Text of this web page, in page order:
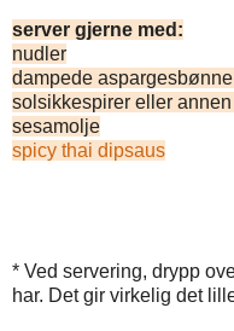
server gjerne med:
nudler
dampede
solsikkespirer eller
sesamolje
spicy thai dipsaus
* Ved servering, drypp
har. Det gir virkelig det